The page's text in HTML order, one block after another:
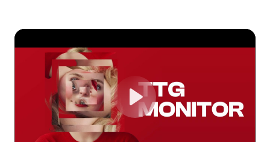
Play